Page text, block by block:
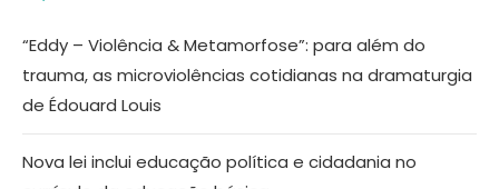
“Eddy – Violência & Metamorfose”: para além do
trauma, as microviolências cotidianas na dramaturgia
de Édouard Louis
Nova lei inclui educação política e cidadania no